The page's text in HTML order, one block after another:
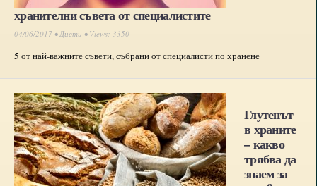
хранителни съвета от специалистите
04/06/2017 •Диети • Views: 3350
5 от най-важните съвети, събрани от специалисти по хранене
Глутенът
в храните
– какво
трябва да
знаем за